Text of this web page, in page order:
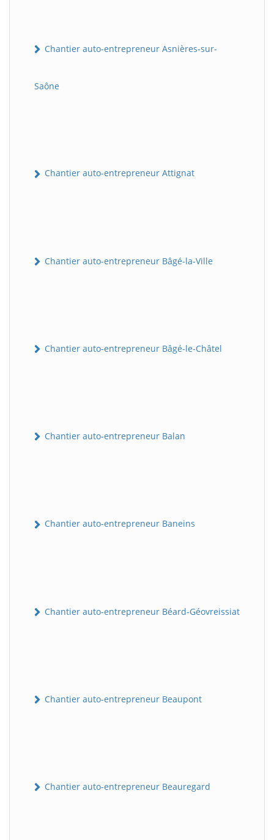
Chantier auto-entrepreneur Asnières-sur-
Saône
Chantier auto-entrepreneur Attignat
Chantier auto-entrepreneur Bâgé-la-Ville
Chantier auto-entrepreneur Bâgé-le-Châtel
Chantier auto-entrepreneur Balan
Chantier auto-entrepreneur Baneins
Chantier auto-entrepreneur Béard-Géovreissiat
Chantier auto-entrepreneur Beaupont
Chantier auto-entrepreneur Beauregard